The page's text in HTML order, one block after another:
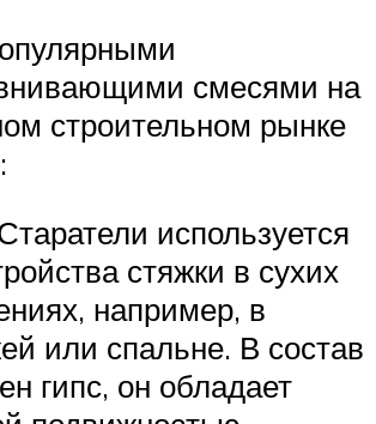
смесями на
строительном рынке
используется
стяжки в сухих
например, в
или спальне. В состав
гипс, он обладает